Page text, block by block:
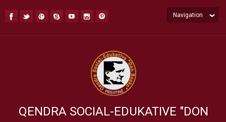
QENDRA SOCIAL-EDUKATIVE "DON
Navigation